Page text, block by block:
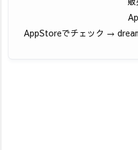
AppStoreでチェック →